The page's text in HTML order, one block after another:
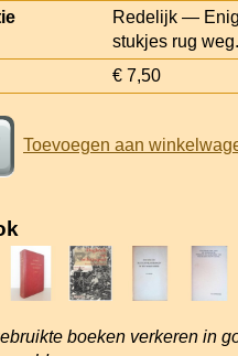
Redelijk —
stukjes rug weg.
€ 7,50
Toevoegen aan
boeken verkeren in